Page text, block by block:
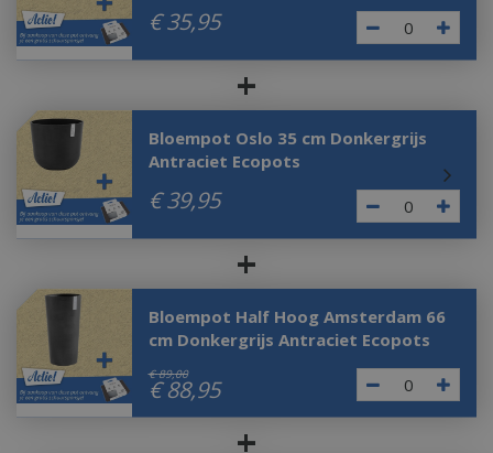
€ 35,95
+
Bloempot Oslo 35 cm Donkergrijs
Antraciet Ecopots
€ 39,95
+
Bloempot Half Hoog Amsterdam 66
cm Donkergrijs Antraciet Ecopots
€ 89,00
€ 88,95
+